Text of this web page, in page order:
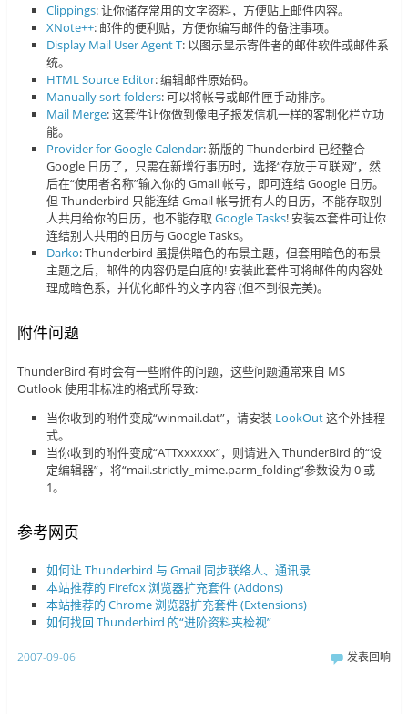
Clippings: 让你储存常用的文字资料，方便贴上邮件内容。
XNote++: 邮件的便利贴，方便你编写邮件的备注事项。
Display Mail User Agent T: 以图示显示寄件者的邮件软件或邮件系
统。
HTML Source Editor: 编辑邮件原始码。
Manually sort folders: 可以将帐号或邮件匣手动排序。
Mail Merge: 这套件让你做到像电子报发信机一样的客制化栏立功
能。
Provider for Google Calendar: 新版的 Thunderbird 已经整合
Google 日历了，只需在新增行事历时，选择“存放于互联网”，然
后在“使用者名称”输入你的 Gmail 帐号，即可连结 Google 日历。
但 Thunderbird 只能连结 Gmail 帐号拥有人的日历，不能存取别
人共用给你的日历，也不能存取Google Tasks! 安装本套件可让你
连结别人共用的日历与 Google Tasks。
Darko: Thunderbird 虽提供暗色的布景主题，但套用暗色的布景
主题之后，邮件的内容仍是白底的! 安装此套件可将邮件的内容处
理成暗色系，并优化邮件的文字内容 (但不到很完美)。
附件问题
ThunderBird 有时会有一些附件的问题，这些问题通常来自 MS
Outlook 使用非标准的格式所导致:
当你收到的附件变成“winmail.dat”，请安装 LookOut这个外挂程
式。
当你收到的附件变成“ATTxxxxxx”，则请进入 ThunderBird 的“设
定编辑器”，将“mail.strictly_mime.parm_folding”参数设为 0 或
1。
参考网页
如何让 Thunderbird 与 Gmail 同步联络人、通讯录
本站推荐的 Firefox 浏览器扩充套件 (Addons)
本站推荐的 Chrome 浏览器扩充套件 (Extensions)
如何找回 Thunderbird 的“进阶资料夹检视”
2007-09-06 发表回响